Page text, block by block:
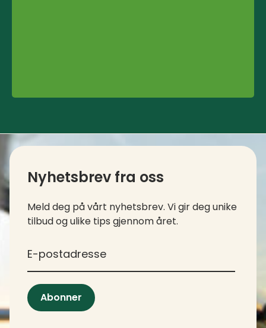
Kontaktinfo og kolofon
Nyhetsbrev fra oss
Meld deg på vårt nyhetsbrev. Vi gir deg unike
tilbud og ulike tips gjennom året.
E-postadresse
Abonner